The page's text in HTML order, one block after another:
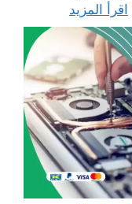
اقرأ المزيد